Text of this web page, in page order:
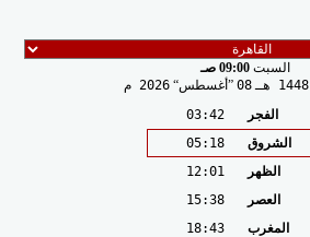
السبت 09:00 صـ
1448 هـ 08 أغسطس 2026 م
الفجر
03:42
الشروق
05:18
الظهر
12:01
العصر
15:38
المغرب
18:43